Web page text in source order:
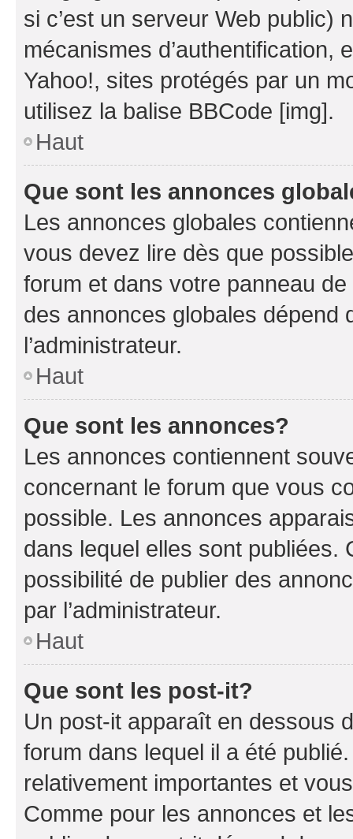
si c’est un serveur Web public)
mécanismes d’authentification,
Yahoo!, sites protégés par un
utilisez la balise BBCode [img].
Haut
Que sont les annonces
Les annonces globales
vous devez lire dès que
forum et dans votre panneau
des annonces globales dépend
l’administrateur.
Haut
Que sont les annonces?
Les annonces contiennent
concernant le forum que vous
possible. Les annonces
dans lequel elles sont publiées.
possibilité de publier des
par l’administrateur.
Haut
Que sont les post-it?
Un post-it apparaît en dessous
forum dans lequel il a été
relativement importantes et
Comme pour les annonces et